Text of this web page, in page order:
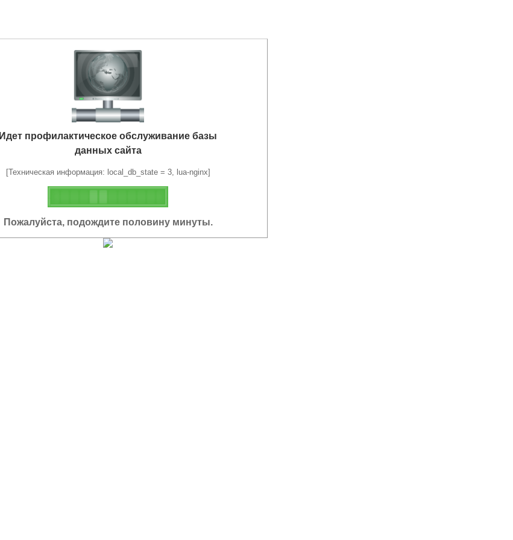
Идет профилактическое обслуживание базы
данных сайта
[Техническая информация: local_db_state = 3, lua-nginx]
Пожалуйста, подождите половину минуты.